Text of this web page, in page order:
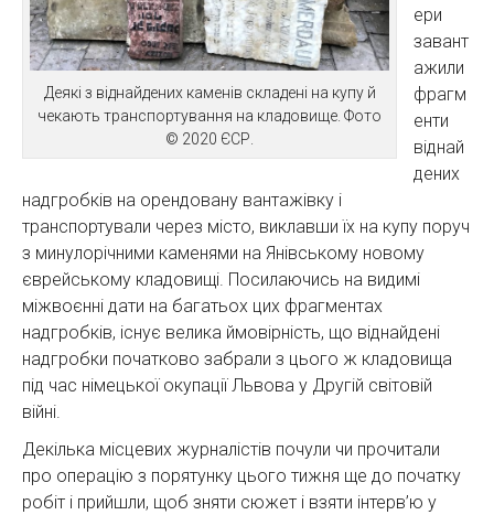
Деякі з віднайдених каменів складені на купу й
чекають транспортування на кладовище. Фото
© 2020 ЄСР.
ери
завант
ажили
фрагм
енти
віднай
дених
надгробків на орендовану вантажівку і
транспортували через місто, виклавши їх на купу поруч
з минулорічними каменями на Янівському новому
єврейському кладовищі. Посилаючись на видимі
міжвоєнні дати на багатьох цих фрагментах
надгробків, існує велика ймовірність, що віднайдені
надгробки початково забрали з цього ж кладовища
під час німецької окупації Львова у Другій світовій
війні.
Декілька місцевих журналістів почули чи прочитали
про операцію з порятунку цього тижня ще до початку
робіт і прийшли, щоб зняти сюжет і взяти інтерв’ю у